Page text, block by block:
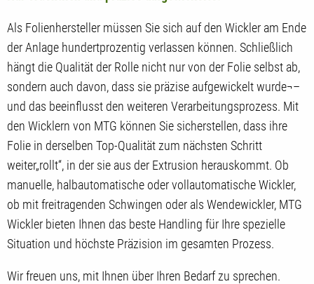
Als Folienhersteller müssen Sie sich auf den Wickler am Ende
der Anlage hundertprozentig verlassen können. Schließlich
hängt die Qualität der Rolle nicht nur von der Folie selbst ab,
sondern auch davon, dass sie präzise aufgewickelt wurde¬–
und das beeinflusst den weiteren Verarbeitungsprozess. Mit
den Wicklern von MTG können Sie sicherstellen, dass ihre
Folie in derselben Top-Qualität zum nächsten Schritt
weiter„rollt“, in der sie aus der Extrusion herauskommt. Ob
manuelle, halbautomatische oder vollautomatische Wickler,
ob mit freitragenden Schwingen oder als Wendewickler, MTG
Wickler bieten Ihnen das beste Handling für Ihre spezielle
Situation und höchste Präzision im gesamten Prozess.
Wir freuen uns, mit Ihnen über Ihren Bedarf zu sprechen.